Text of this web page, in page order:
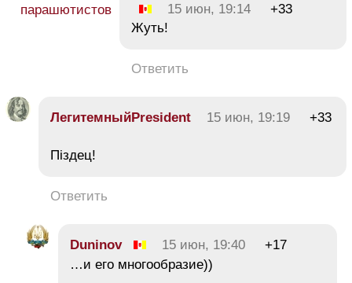
15 июн, 19:14
+33
Жуть!
Ответить
ЛегитемныйPresident 15 июн, 19:19 +33
Піздец!
Ответить
Duninov 15 июн, 19:40
+17
…и его многообразие))